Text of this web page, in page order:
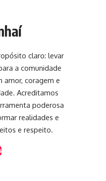
claro: levar
a comunidade
amor, coragem e
Acreditamos
poderosa
realidades e
e respeito.